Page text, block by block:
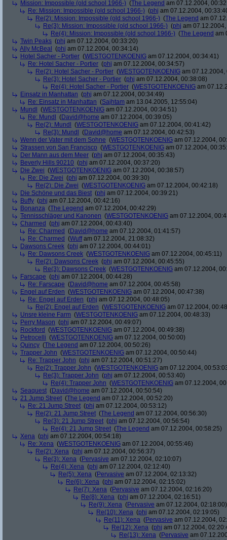
Mission: Impossible (old school 1966-) (The Legend am 07.12.2004,
Re: Mission: Impossible (old school 1966-) (phj am 07.12.2004,
Re(2): Mission: Impossible (old school 1966-) (The Legend am
Re(3): Mission: Impossible (old school 1966-) (phj am
Re(4): Mission: Impossible (old school 1966-) (The Legend am
Twin Peaks (phj am 07.12.2004, 00:33:20)
Ally McBeal
(phj am 07.12.2004, 00:34:14)
Hotel Sacher - Portier (WESTGOTENKOENIG am 07.12.2004, 00:34:41)
Re: Hotel Sacher - Portier (phj am 07.12.2004, 00:34:57)
Re(2): Hotel Sacher - Portier (WESTGOTENKOENIG am 07.12.2004,
Re(3): Hotel Sacher - Portier (phj am 07.12.2004, 00:38:08)
Re(4): Hotel Sacher - Portier (WESTGOTENKOENIG am
Einsatz in Manhattan (phj am 07.12.2004, 00:34:49)
Re: Einsatz in Manhattan (Sajhtam am 13.04.2005, 12:55:04)
Mundl
(WESTGOTENKOENIG am 07.12.2004, 00:34:51)
Re: Mundl
(David@home am 07.12.2004, 00:39:05)
Re(2): Mundl
(WESTGOTENKOENIG am 07.12.2004, 00:41:42)
Re(3): Mundl
(David@home am 07.12.2004, 00:42:53)
Wenn der Vater mit dem Sohne (WESTGOTENKOENIG am 07.12.2004,
Strassen von San Francisco (WESTGOTENKOENIG am 07.12.2004,
Der Mann aus dem Meer (phj am 07.12.2004, 00:35:43)
Beverly Hills 90210 (phj am 07.12.2004, 00:37:20)
Die Zwei (WESTGOTENKOENIG am 07.12.2004, 00:38:57)
Re: Die Zwei (phj am 07.12.2004, 00:39:30)
Re(2): Die Zwei (WESTGOTENKOENIG am 07.12.2004, 00:42:18)
Die Schöne und das Biest (phj am 07.12.2004, 00:39:21)
Buffy (phj am 07.12.2004, 00:42:16)
Bonanza (The Legend am 07.12.2004, 00:42:29)
Tennisschläger und Kanonen (WESTGOTENKOENIG am 07.12.2004,
Charmed (phj am 07.12.2004, 00:43:40)
Re: Charmed (David@home am 07.12.2004, 01:41:57)
Re: Charmed (Wuffam 07.12.2004, 21:08:32)
Dawsons Creek (phj am 07.12.2004, 00:44:01)
Re: Dawsons Creek (WESTGOTENKOENIG am 07.12.2004, 00:45:11)
Re(2): Dawsons Creek (phj am 07.12.2004, 00:45:55)
Re(3): Dawsons Creek (WESTGOTENKOENIG am 07.12.2004,
Farscape (phj am 07.12.2004, 00:44:28)
Re: Farscape (David@home am 07.12.2004, 00:45:58)
Engel auf Erden (WESTGOTENKOENIG am 07.12.2004, 00:47:38)
Re: Engel auf Erden (phj am 07.12.2004, 00:48:05)
Re(2): Engel auf Erden (WESTGOTENKOENIG am 07.12.2004,
Unsre kleine Farm (WESTGOTENKOENIG am 07.12.2004, 00:48:33)
Perry Mason (phj am 07.12.2004, 00:49:07)
Rockford (WESTGOTENKOENIG am 07.12.2004, 00:49:38)
Petrocelli (WESTGOTENKOENIG am 07.12.2004, 00:50:00)
Quincy (The Legend am 07.12.2004, 00:50:26)
Trapper John (WESTGOTENKOENIG am 07.12.2004, 00:50:44)
Re: Trapper John (phj am 07.12.2004, 00:51:27)
Re(2): Trapper John (WESTGOTENKOENIG am 07.12.2004,
Re(3): Trapper John (phj am 07.12.2004, 00:53:40)
Re(4): Trapper John (WESTGOTENKOENIG am 07.12.2004,
Seaquest (David@home am 07.12.2004, 00:50:54)
21 Jump Street (The Legend am 07.12.2004, 00:52:20)
Re: 21 Jump Street (phj am 07.12.2004, 00:53:12)
Re(2): 21 Jump Street (The Legend am 07.12.2004, 00:56:30)
Re(3): 21 Jump Street (phj am 07.12.2004, 00:56:54)
Re(4): 21 Jump Street (The Legend am 07.12.2004, 00:58:25)
Xena (phj am 07.12.2004, 00:54:18)
Re: Xena (WESTGOTENKOENIG am 07.12.2004, 00:55:46)
Re(2): Xena (phj am 07.12.2004, 00:56:37)
Re(3): Xena (Pervasive am 07.12.2004, 02:10:07)
Re(4): Xena (phj am 07.12.2004, 02:12:40)
Re(5): Xena (Pervasive am 07.12.2004, 02:13:32)
Re(6): Xena (phj am 07.12.2004, 02:15:02)
Re(7): Xena (Pervasive am 07.12.2004, 02:16:20)
Re(8): Xena (phj am 07.12.2004, 02:16:51)
Re(9): Xena (Pervasive am 07.12.2004, 02:18:00)
Re(10): Xena (phj am 07.12.2004, 02:19:05)
Re(11): Xena (Pervasive am 07.12.2004,
Re(12): Xena (phj am 07.12.2004,
Re(13): Xena (Pervasive am